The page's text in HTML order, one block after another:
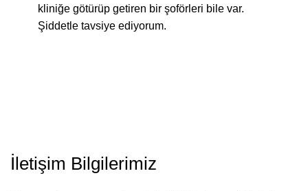
kliniğe götürüp getiren bir şoförleri bile var.
Şiddetle tavsiye ediyorum.
İletişim Bilgilerimiz